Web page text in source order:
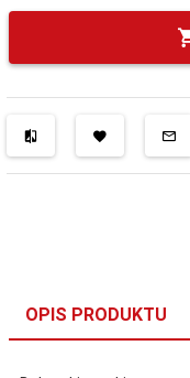
OPIS PRODUKTU